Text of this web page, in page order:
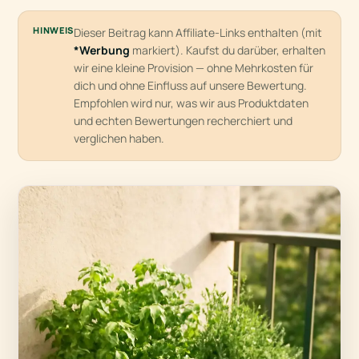
HINWEISDieser Beitrag kann Affiliate-Links enthalten (mit
*Werbung markiert). Kaufst du darüber, erhalten
wir eine kleine Provision — ohne Mehrkosten für
dich und ohne Einfluss auf unsere Bewertung.
Empfohlen wird nur, was wir aus Produktdaten
und echten Bewertungen recherchiert und
verglichen haben.